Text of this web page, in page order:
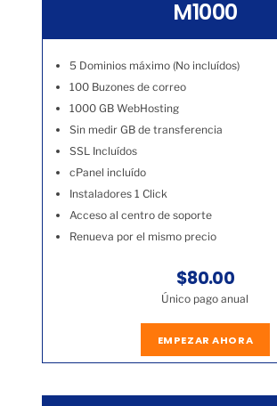
M1000
5 Dominios máximo (No incluídos)
100 Buzones de correo
1000 GB WebHosting
Sin medir GB de transferencia
SSL Incluídos
cPanel incluído
Instaladores 1 Click
Acceso al centro de soporte
Renueva por el mismo precio
$80.00
Único pago anual
EMPEZAR AHORA